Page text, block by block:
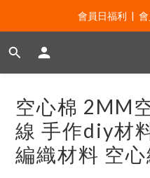
會員日福利  |  0
會員日福利  |
新年贈禮：滿
空心棉 2MM
線 手作diy材
編織材料 空